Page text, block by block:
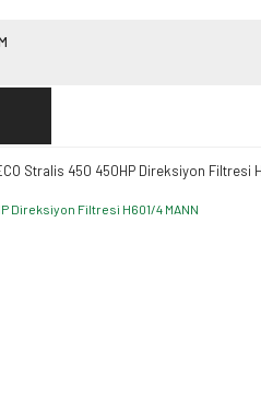
Stralis 450 450HP Direksiyon Filtresi